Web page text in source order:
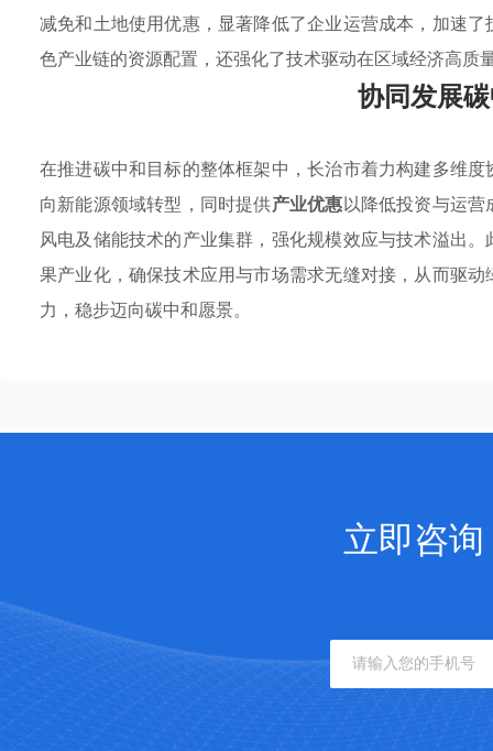
减免和土地使用优惠，显著降低了企业运营成本，加速
色产业链的资源配置，还强化了技术驱动在区域经济高质
协同发展
在推进碳中和目标的整体框架中，长治市着力构建多维
向新能源领域转型，同时提供产业优惠以降低投资与运
风电及储能技术的产业集群，强化规模效应与技术溢出。
果产业化，确保技术应用与市场需求无缝对接，从而驱
力，稳步迈向碳中和愿景。
立即咨